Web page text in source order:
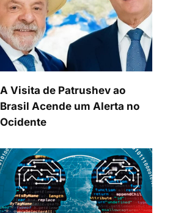
A Visita de Patrushev ao
Brasil Acende um Alerta no
Ocidente